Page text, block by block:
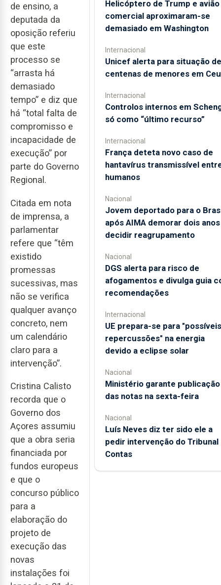
de ensino, a
deputada da
oposição referiu
que este
processo se
“arrasta há
demasiado
tempo” e diz que
há “total falta de
compromisso e
incapacidade de
execução” por
parte do Governo
Regional.
Citada em nota
de imprensa, a
parlamentar
refere que “têm
existido
promessas
sucessivas, mas
não se verifica
qualquer avanço
concreto, nem
um calendário
claro para a
intervenção”.
Cristina Calisto
recorda que o
Governo dos
Açores assumiu
que a obra seria
financiada por
fundos europeus
e que o
concurso público
para a
elaboração do
projeto de
execução das
novas
instalações foi
Helicóptero de Trump e avião
comercial aproximaram-se
demasiado em Washington
Internacional
Unicef alerta para situação de
centenas de menores em
Internacional
Controlos internos em
só como “último recurso”
Internacional
França deteta novo caso de
hantavírus transmissível
humanos
Nacional
Jovem deportado para o
após AIMA demorar dois anos
decidir reagrupamento
Nacional
DGS alerta para risco de
afogamentos e divulga guia
recomendações
Internacional
UE prepara-se para "possíveis
repercussões" na energia
devido a eclipse solar
Nacional
Ministério garante publicação
das notas na sexta-feira
Nacional
Luís Neves diz ter sido ele a
pedir intervenção do Tribunal
Contas